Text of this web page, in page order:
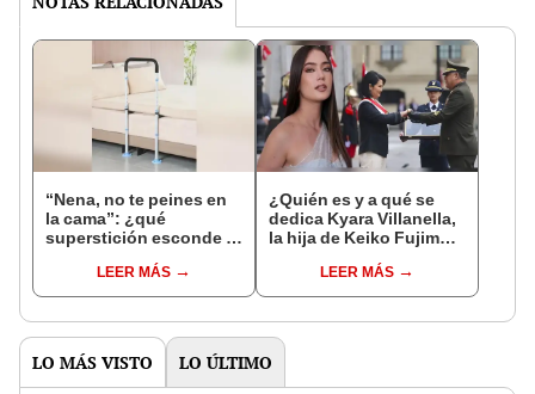
“Nena, no te peines en
la cama”: ¿qué
superstición esconde la
Enanitos Verdes?
LEER MÁS
¿Quién es y a qué se
dedica Kyara Villanella,
la hija de Keiko Fujimori
nivel nacional?
LEER MÁS
LO MÁS VISTO LO ÚLTIMO